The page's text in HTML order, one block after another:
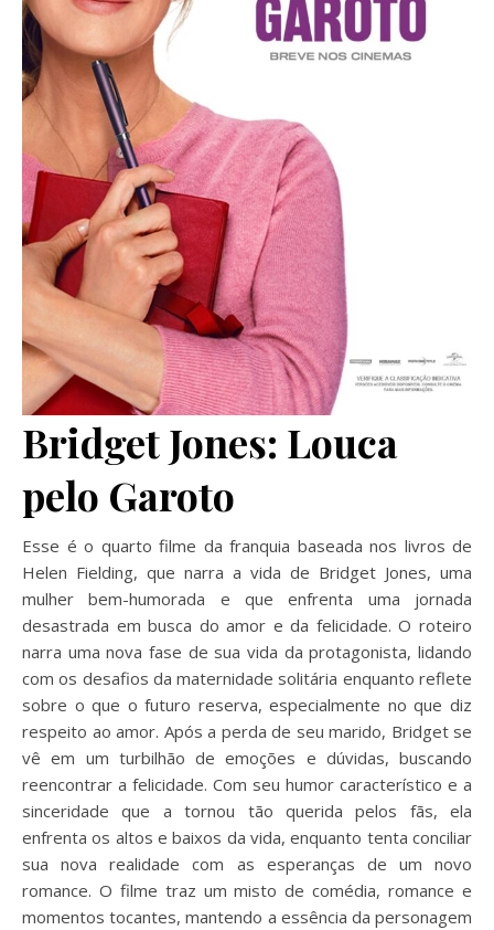
Bridget Jones: Louca
pelo Garoto
Esse é o quarto filme da franquia baseada nos livros de
Helen Fielding, que narra a vida de Bridget Jones, uma
mulher bem-humorada e que enfrenta uma jornada
desastrada em busca do amor e da felicidade. O roteiro
narra uma nova fase de sua vida da protagonista, lidando
com os desafios da maternidade solitária enquanto reflete
sobre o que o futuro reserva, especialmente no que diz
respeito ao amor. Após a perda de seu marido, Bridget se
vê em um turbilhão de emoções e dúvidas, buscando
reencontrar a felicidade. Com seu humor característico e a
sinceridade que a tornou tão querida pelos fãs, ela
enfrenta os altos e baixos da vida, enquanto tenta conciliar
sua nova realidade com as esperanças de um novo
romance. O filme traz um misto de comédia, romance e
momentos tocantes, mantendo a essência da personagem